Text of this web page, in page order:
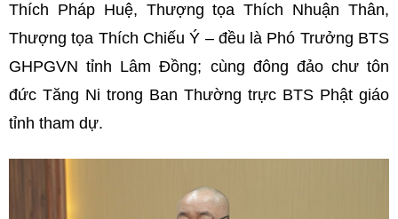
Thích Pháp Huệ, Thượng tọa Thích Nhuận Thân,
Thượng tọa Thích Chiếu Ý – đều là Phó Trưởng BTS
GHPGVN tỉnh Lâm Đồng; cùng đông đảo chư tôn
đức Tăng Ni trong Ban Thường trực BTS Phật giáo
tỉnh tham dự.